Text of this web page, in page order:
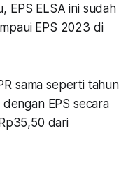
EPS ELSA ini sudah
EPS 2023 di
sama seperti tahun
EPS secara
dari